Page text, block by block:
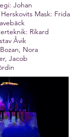
Johan
Mask: Frida
Rikard
Åvik
Nora
Jacob